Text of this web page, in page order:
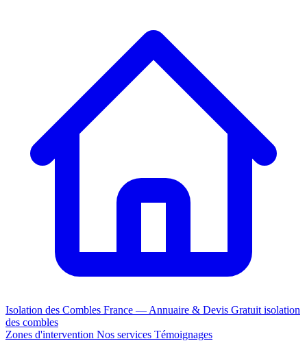
Isolation des Combles France — Annuaire & Devis Gratuit isolation
des combles
Zones d'intervention Nos services Témoignages